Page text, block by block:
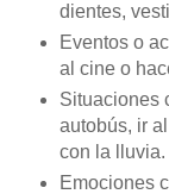
dientes,
Eventos o
al cine o
Situaciones
autobús, ir
con la lluvia.
Emociones